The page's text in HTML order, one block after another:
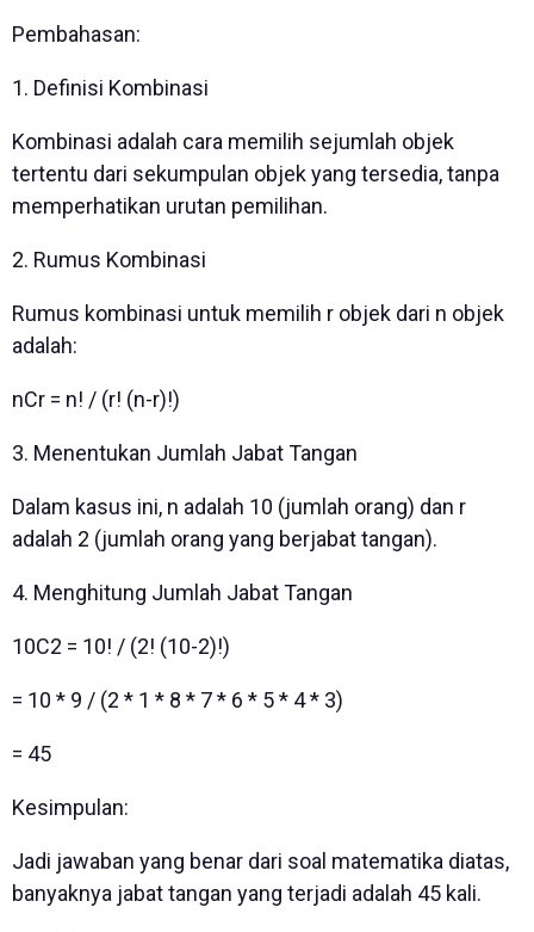
Pembahasan:
1. Definisi Kombinasi
Kombinasi adalah cara memilih sejumlah objek
tertentu dari sekumpulan objek yang tersedia, tanpa
memperhatikan urutan pemilihan.
2. Rumus Kombinasi
Rumus kombinasi untuk memilih r objek dari n objek
adalah:
nCr = n! / (r! (n-r)!)
3. Menentukan Jumlah Jabat Tangan
Dalam kasus ini, n adalah 10 (jumlah orang) dan r
adalah 2 (jumlah orang yang berjabat tangan).
4. Menghitung Jumlah Jabat Tangan
10C2 = 10! / (2! (10-2)!)
= 10 * 9 / (2 * 1 * 8 * 7 * 6 * 5 * 4 * 3)
= 45
Kesimpulan:
Jadi jawaban yang benar dari soal matematika diatas,
banyaknya jabat tangan yang terjadi adalah 45 kali.